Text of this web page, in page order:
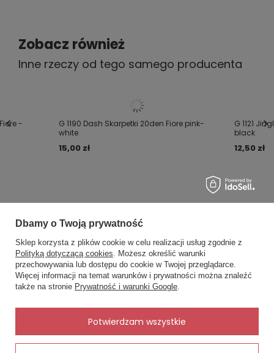
Zobacz również
Inne rzeczy od tego samego producenta
-
G 1190 Dash Skarpetki 20den Fiore pink-
white
15,00 zł
G 1121
black
12,50 zł
MOJE ZAMÓWIENIE
Status zamówienia
Chcę zareklamować produkt
Chcę zwrócić produkt
×
✨ Asystent zakupowy
Napisz czego szukasz — pokażę
gotowe propozycje.
Dbamy o Twoją prywatność
Sklep korzysta z plików cookie w celu realizacji usług zgodnie z
Polityką dotyczącą cookies. Możesz określić warunki
przechowywania lub dostępu do cookie w Twojej przeglądarce.
Więcej informacji na temat warunków i prywatności można znaleźć
także na stronie Prywatność i warunki Google.
Potwierdzam wszystkie